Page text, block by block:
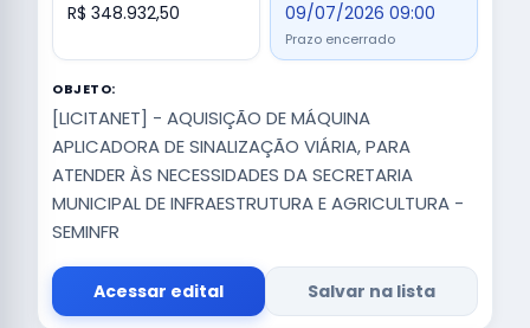
R$ 348.932,50 09/07/2026 09:00
Prazo encerrado
OBJETO:
[LICITANET] - AQUISIÇÃO DE MÁQUINA
APLICADORA DE SINALIZAÇÃO VIÁRIA, PARA
ATENDER ÀS NECESSIDADES DA SECRETARIA
MUNICIPAL DE INFRAESTRUTURA E AGRICULTURA -
SEMINFR
Acessar edital Salvar na lista